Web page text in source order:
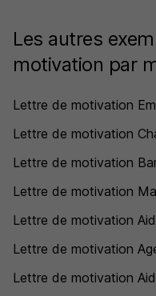
Les autres
motivation par
Lettre de motivation
Lettre de motivation
Lettre de motivation
Lettre de motivation
Lettre de motivation
Lettre de motivation
Lettre de motivation